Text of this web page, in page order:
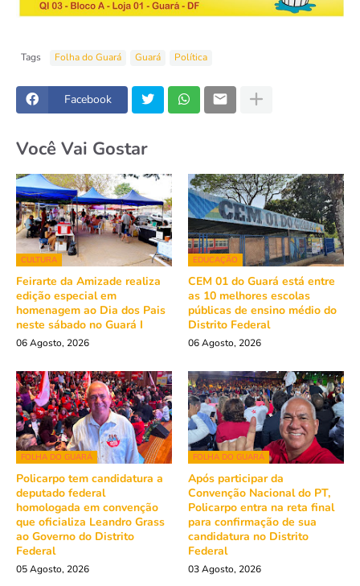
Tags Folha do Guará Guará Política
Facebook
Você Vai Gostar
CULTURA
Feirarte da Amizade realiza
edição especial em
homenagem ao Dia dos Pais
neste sábado no Guará I
06 Agosto, 2026
EDUCAÇÃO
CEM 01 do Guará está entre
as 10 melhores escolas
públicas de ensino médio do
Distrito Federal
06 Agosto, 2026
FOLHA DO GUARÁ
Policarpo tem candidatura a
deputado federal
homologada em convenção
que oficializa Leandro Grass
ao Governo do Distrito
Federal
05 Agosto, 2026
FOLHA DO GUARÁ
Após participar da
Convenção Nacional do PT,
Policarpo entra na reta final
para confirmação de sua
candidatura no Distrito
Federal
03 Agosto, 2026